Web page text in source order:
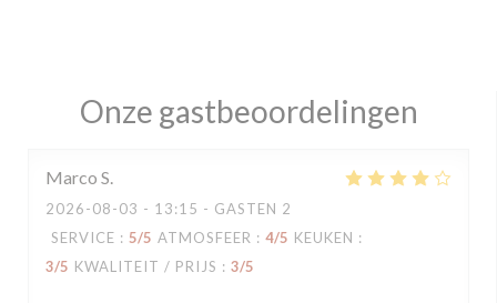
Onze gastbeoordelingen
Marco S
2026-08-03 - 13:15 - GASTEN 2
SERVICE : 5/5 ATMOSFEER : 4/5 KEUKEN :
3/5 KWALITEIT / PRIJS : 3/5